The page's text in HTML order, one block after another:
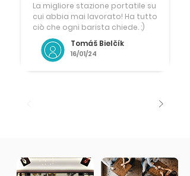
La migliore stazione portatile su
cui abbia mai lavorato! Ha tutto
ciò che ogni barista chiede. :)
Tomáš Bielčík
16/01/24